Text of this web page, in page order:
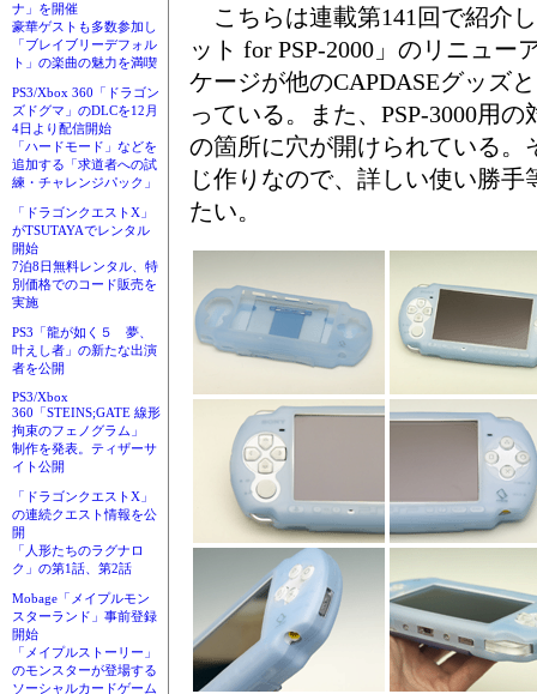
ナ」を開催
豪華ゲストも多数参加し
「ブレイブリーデフォル
ト」の楽曲の魅力を満喫
PS3/Xbox 360「ドラゴン
ズドグマ」のDLCを12月
4日より配信開始
「ハードモード」などを
追加する「求道者への試
練・チャレンジパック」
「ドラゴンクエストX」
がTSUTAYAでレンタル
開始
7泊8日無料レンタル、特
別価格でのコード販売を
実施
PS3「龍が如く５ 夢、
叶えし者」の新たな出演
者を公開
PS3/Xbox
360「STEINS;GATE 線形
拘束のフェノグラム」
制作を発表。ティザーサ
イト公開
「ドラゴンクエストX」
の連続クエスト情報を公
開
「人形たちのラグナロ
ク」の第1話、第2話
Mobage「メイプルモン
スターランド」事前登録
開始
「メイプルストーリー」
のモンスターが登場する
ソーシャルカードゲーム
こちらは連載第141回で紹介
ット for PSP-2000」のリニュー
ケージが他のCAPDASEグッズ
っている。また、PSP-3000用
の箇所に穴が開けられている。
じ作りなので、詳しい使い勝手
たい。